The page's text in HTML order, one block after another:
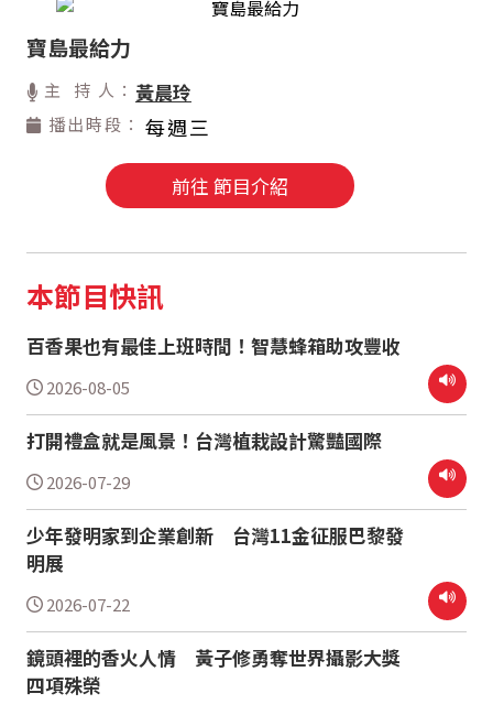
寶島最給力
主 持 人： 黃晨玲
播出時段： 每週三
前往 節目介紹
本節目快訊
百香果也有最佳上班時間！智慧蜂箱助攻豐收
2026-08-05
打開禮盒就是風景！台灣植栽設計驚豔國際
2026-07-29
少年發明家到企業創新 台灣11金征服巴黎發
明展
2026-07-22
鏡頭裡的香火人情 黃子修勇奪世界攝影大獎
四項殊榮